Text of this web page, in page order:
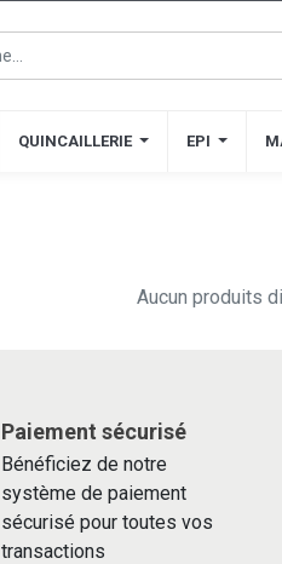
QUINCAILLERIE EPI
QUINCAILLERIE EPI
Aucun produits
Paiement sécurisé
Bénéficiez de notre
système de paiement
sécurisé pour toutes vos
transactions